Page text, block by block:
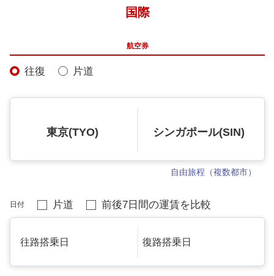
国際
航空券
往復 片道
東京(TYO) シンガポール(SIN)
自由旅程（複数都市）
日付 片道 前後7日間の運賃を比較
往路搭乗日 復路搭乗日